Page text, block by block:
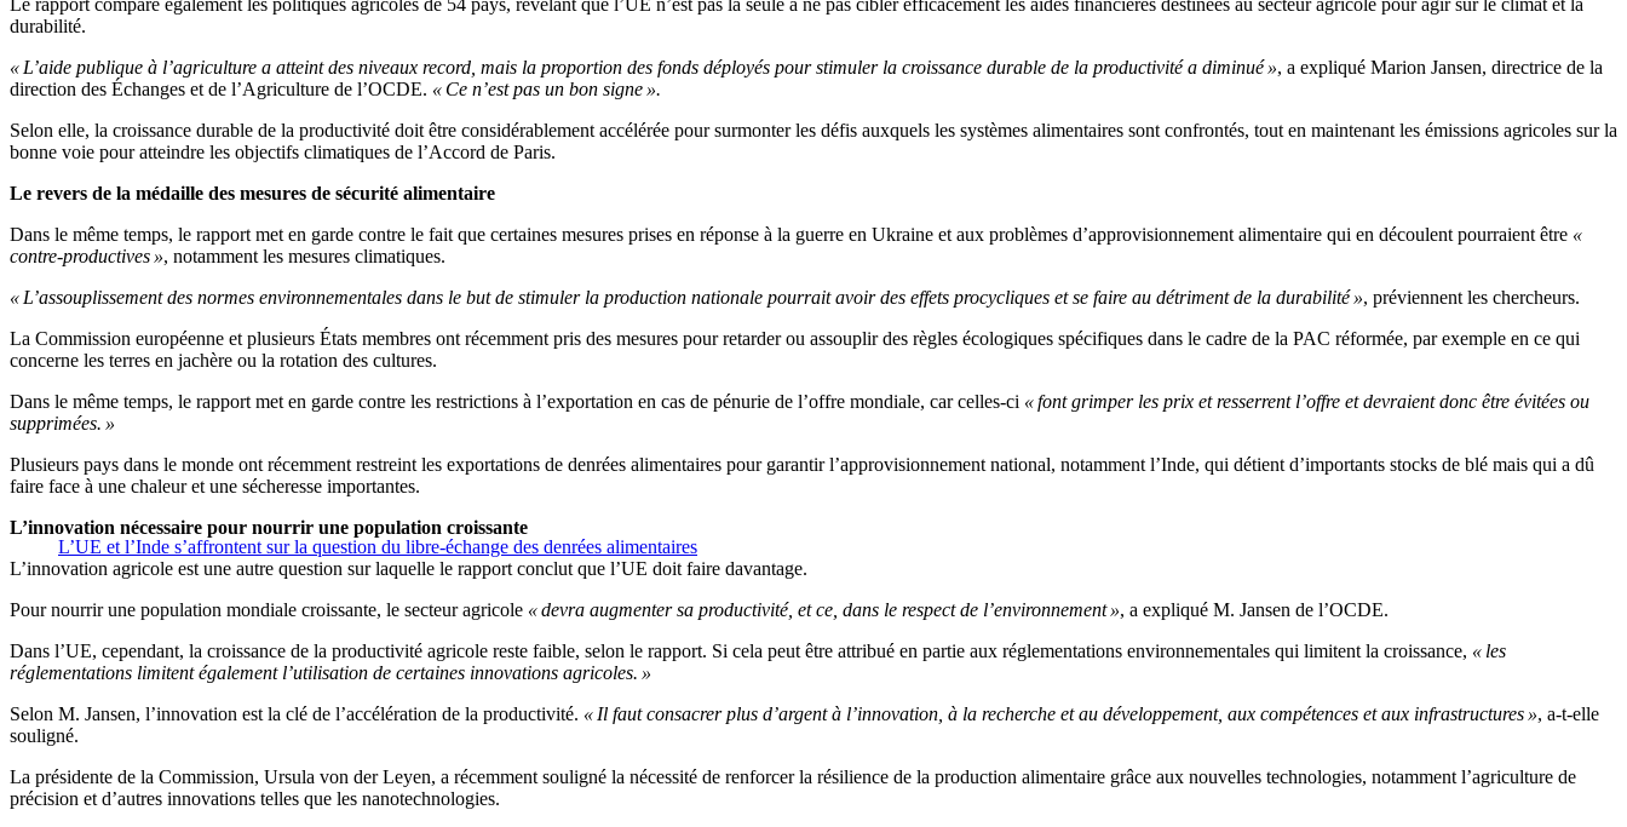
Le rapport compare également les politiques agricoles de 54 pays, révélant que l’UE n’est pas la seule à ne pas cibler efficacement les aides financières destinées au secteur agricole pour agir sur le climat et la
durabilité.
« L’aide publique à l’agriculture a atteint des niveaux record, mais la proportion des fonds déployés pour stimuler la croissance durable de la productivité a diminué », a expliqué Marion Jansen, directrice de la
direction des Échanges et de l’Agriculture de l’OCDE. « Ce n’est pas un bon signe ».
Selon elle, la croissance durable de la productivité doit être considérablement accélérée pour surmonter les défis auxquels les systèmes alimentaires sont confrontés, tout en maintenant les émissions agricoles sur la
bonne voie pour atteindre les objectifs climatiques de l’Accord de Paris.
Le revers de la médaille des mesures de sécurité alimentaire
Dans le même temps, le rapport met en garde contre le fait que certaines mesures prises en réponse à la guerre en Ukraine et aux problèmes d’approvisionnement alimentaire qui en découlent pourraient être «
contre-productives », notamment les mesures climatiques.
« L’assouplissement des normes environnementales dans le but de stimuler la production nationale pourrait avoir des effets procycliques et se faire au détriment de la durabilité », préviennent les chercheurs.
La Commission européenne et plusieurs États membres ont récemment pris des mesures pour retarder ou assouplir des règles écologiques spécifiques dans le cadre de la PAC réformée, par exemple en ce qui
concerne les terres en jachère ou la rotation des cultures.
Dans le même temps, le rapport met en garde contre les restrictions à l’exportation en cas de pénurie de l’offre mondiale, car celles-ci « font grimper les prix et resserrent l’offre et devraient donc être évitées ou
supprimées. »
Plusieurs pays dans le monde ont récemment restreint les exportations de denrées alimentaires pour garantir l’approvisionnement national, notamment l’Inde, qui détient d’importants stocks de blé mais qui a dû
faire face à une chaleur et une sécheresse importantes.
L’UE et l’Inde s’affrontent sur la question du libre-échange des denrées alimentaires
L’innovation nécessaire pour nourrir une population croissante
L’innovation agricole est une autre question sur laquelle le rapport conclut que l’UE doit faire davantage.
Pour nourrir une population mondiale croissante, le secteur agricole « devra augmenter sa productivité, et ce, dans le respect de l’environnement », a expliqué M. Jansen de l’OCDE.
Dans l’UE, cependant, la croissance de la productivité agricole reste faible, selon le rapport. Si cela peut être attribué en partie aux réglementations environnementales qui limitent la croissance, « les
réglementations limitent également l’utilisation de certaines innovations agricoles. »
Selon M. Jansen, l’innovation est la clé de l’accélération de la productivité. « Il faut consacrer plus d’argent à l’innovation, à la recherche et au développement, aux compétences et aux infrastructures », a-t-elle
souligné.
La présidente de la Commission, Ursula von der Leyen, a récemment souligné la nécessité de renforcer la résilience de la production alimentaire grâce aux nouvelles technologies, notamment l’agriculture de
précision et d’autres innovations telles que les nanotechnologies.